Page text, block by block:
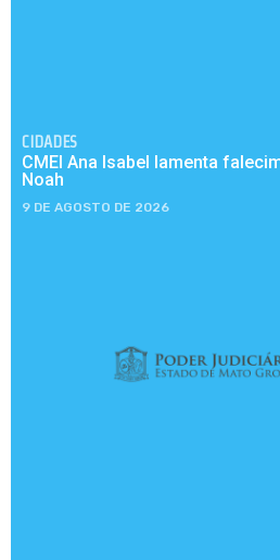
CIDADES
CMEI Ana Isabel lamenta
Noah
9 DE AGOSTO DE 2026